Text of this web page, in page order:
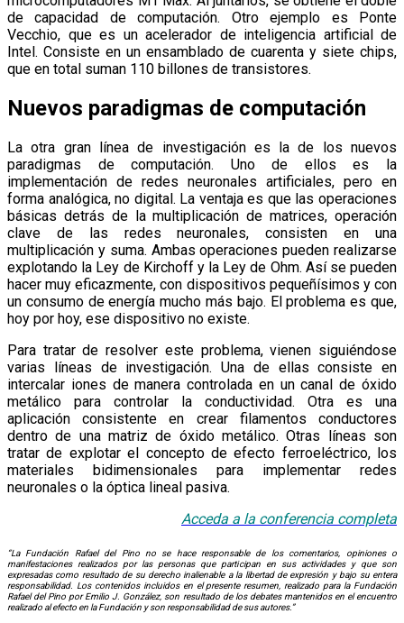
de capacidad de computación. Otro ejemplo es Ponte
Vecchio, que es un acelerador de inteligencia artificial de
Intel. Consiste en un ensamblado de cuarenta y siete chips,
que en total suman 110 billones de transistores.
Nuevos paradigmas de computación
La otra gran línea de investigación es la de los nuevos
paradigmas de computación. Uno de ellos es la
implementación de redes neuronales artificiales, pero en
forma analógica, no digital. La ventaja es que las operaciones
básicas detrás de la multiplicación de matrices, operación
clave de las redes neuronales, consisten en una
multiplicación y suma. Ambas operaciones pueden realizarse
explotando la Ley de Kirchoff y la Ley de Ohm. Así se pueden
hacer muy eficazmente, con dispositivos pequeñísimos y con
un consumo de energía mucho más bajo. El problema es que,
hoy por hoy, ese dispositivo no existe.
Para tratar de resolver este problema, vienen siguiéndose
varias líneas de investigación. Una de ellas consiste en
intercalar iones de manera controlada en un canal de óxido
metálico para controlar la conductividad. Otra es una
aplicación consistente en crear filamentos conductores
dentro de una matriz de óxido metálico. Otras líneas son
tratar de explotar el concepto de efecto ferroeléctrico, los
materiales bidimensionales para implementar redes
neuronales o la óptica lineal pasiva.
Acceda a la conferencia completa
“La Fundación Rafael del Pino no se hace responsable de los comentarios, opiniones o
manifestaciones realizados por las personas que participan en sus actividades y que son
expresadas como resultado de su derecho inalienable a la libertad de expresión y bajo su entera
responsabilidad. Los contenidos incluidos en el presente resumen, realizado para la Fundación
Rafael del Pino por Emilio J. González, son resultado de los debates mantenidos en el encuentro
realizado al efecto en la Fundación y son responsabilidad de sus autores.”